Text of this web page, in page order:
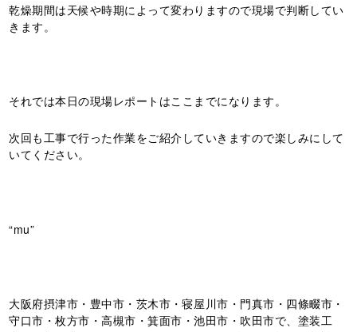
乾燥期間は天候や時期によって変わりますので現場で判断してい
きます。
それでは本日の現場レポートはここまでになります。
次回も工事で行った作業をご紹介していきますので楽しみにして
いてください。
“mu”
大阪府摂津市・豊中市・茨木市・寝屋川市・門真市・四條畷市・
守口市・枚方市・高槻市・箕面市・池田市・吹田市で、塗装工